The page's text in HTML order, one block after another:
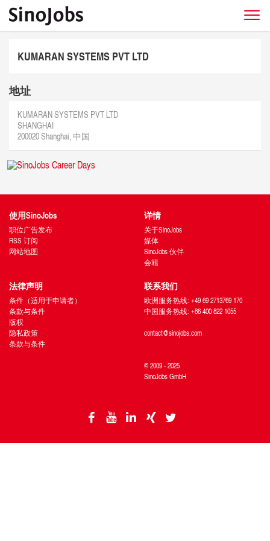
KUMARAN SYSTEMS PVT LTD
地址
KUMARAN SYSTEMS PVT LTD
SHANGHAI
200020 Shanghai, 中国
使用SinoJobs
职位广告发布
RSS 订阅
网站地图
详情
关于SinoJobs
媒体
SinoJobs 伙伴
会籍
法律声明
条件（适用于申请者）
条款与条件
版权
隐私政策
条款与条件
联系我们
欧洲服务热线: +49 69 2713769 170
中国服务热线: +86 400 822 1055
contact@sinojobs.com
© 2009 - 2025
SinoJobs GmbH